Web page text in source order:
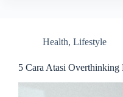
Health, Lifestyle
5 Cara Atasi Overthinking